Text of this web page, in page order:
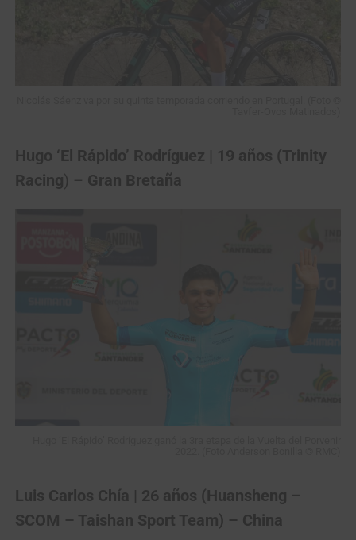
Hugo ‘El Rápido’ Rodríguez | 19 años (Trinity
Racing) – Gran Bretaña
Luis Carlos Chía | 26 años (Huansheng –
SCOM – Taishan Sport Team) – China